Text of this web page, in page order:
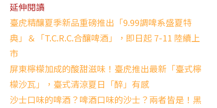
延伸閱讀
臺虎精釀夏季新品重磅推出「9.99調啤系盛夏特
典」＆「T.C.R.C.合釀啤酒」，即日起 7-11 陸續上
市
屏東檸檬加成的酸甜滋味！臺虎推出最新「臺式檸
檬沙瓦」，臺式清涼夏日「醉」有感
沙士口味的啤酒？啤酒口味的沙士？兩者皆是！黑